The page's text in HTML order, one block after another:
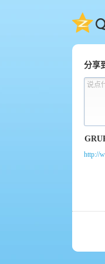
QQ
分享
说点
http://